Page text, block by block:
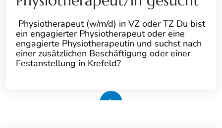
Physiotherapeut (w/m/d) in VZ oder TZ Du bist
ein engagierter Physiotherapeut oder eine
engagierte Physiotherapeutin und suchst nach
einer zusätzlichen Beschäftigung oder einer
Festanstellung in Krefeld?